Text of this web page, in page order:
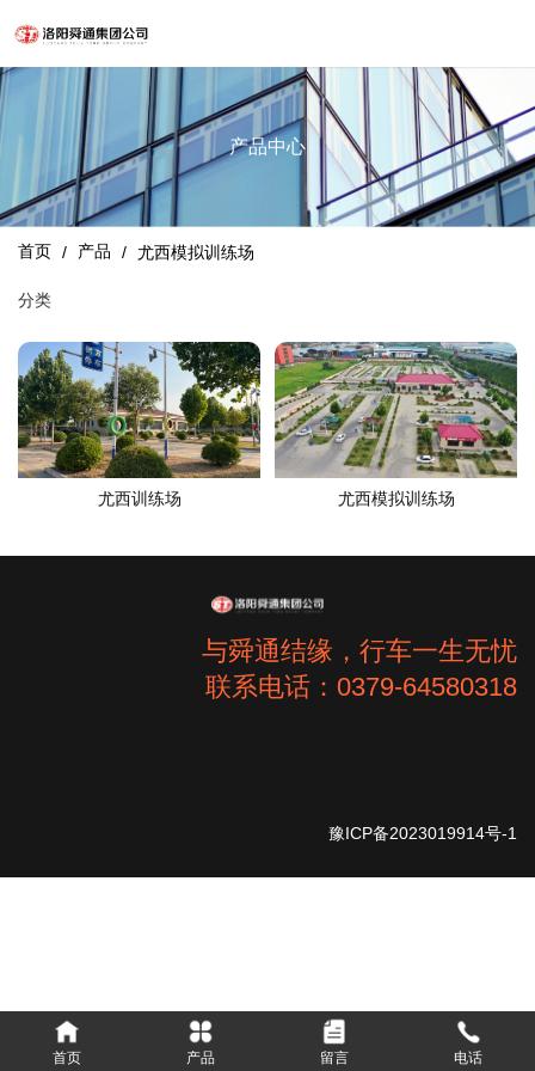
产品中心
首页 / 产品 / 尤西模拟训练场
分类
尤西训练场 尤西模拟训练场
与舜通结缘，行车一生无忧
联系电话：0379-64580318
豫ICP备2023019914号-1
首页 产品 留言 电话